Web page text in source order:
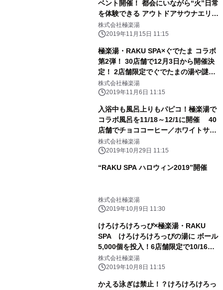
ベント開催！ 都会にいながら“火”日常
を体験できる アウトドアサウナエリア
が11/29から2日間限定でオープン！
株式会社極楽湯
2019年11月15日 11:15
極楽湯・RAKU SPA×ぐでたま コラボ
第2弾！ 30店舗で12月3日から開催決
定！ 2店舗限定でぐでたまの湯や謎解
きなどのコラボも特別開催
株式会社極楽湯
2019年11月6日 11:15
入浴中も風呂上りもパピコ！極楽湯で
コラボ風呂を11/18～12/1に開催 40
店舗でチョココーヒー／ホワイトサワ
ーの湯を展開
株式会社極楽湯
2019年10月29日 11:15
“RAKU SPA ハロウィン2019”開催
株式会社極楽湯
2019年10月9日 11:30
けろけろけろっぴ×極楽湯・RAKU
SPA けろけろけろっぴの湯に ボール
5,000個を投入！6店舗限定で10/16か
ら順次開催！ 限定グッズ・メニューは
10/15から30店舗に登場！
株式会社極楽湯
2019年10月8日 11:15
かえる泳ぎは禁止！？けろけろけろっ